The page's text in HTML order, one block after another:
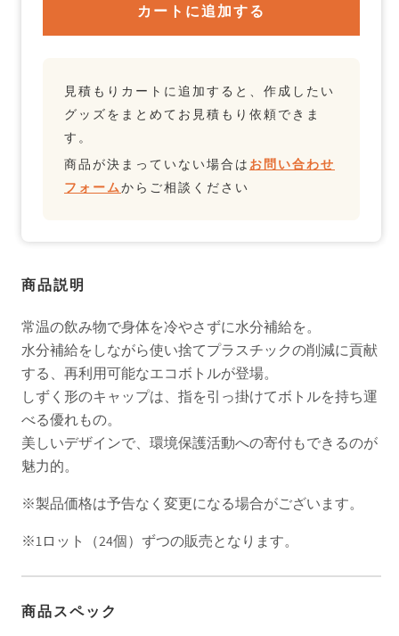
カートに追加する
見積もりカートに追加すると、作成したい
グッズをまとめてお見積もり依頼できま
す。
商品が決まっていない場合は お問い合わせ
フォームからご相談ください
商品説明
常温の飲み物で身体を冷やさずに水分補給を。
水分補給をしながら使い捨てプラスチックの削減に貢献
する、再利用可能なエコボトルが登場。
しずく形のキャップは、指を引っ掛けてボトルを持ち運
べる優れもの。
美しいデザインで、環境保護活動への寄付もできるのが
魅力的。
※製品価格は予告なく変更になる場合がございます。
※1ロット（24個）ずつの販売となります。
商品スペック